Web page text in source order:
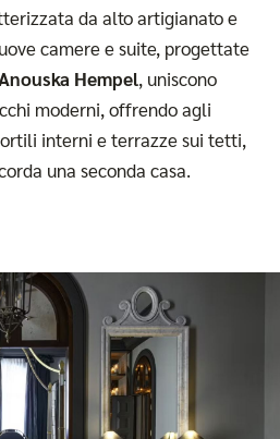
da alto artigianato e
camere e suite, progettate
Hempel, uniscono
moderni, offrendo agli
interni e terrazze sui tetti,
una seconda casa.